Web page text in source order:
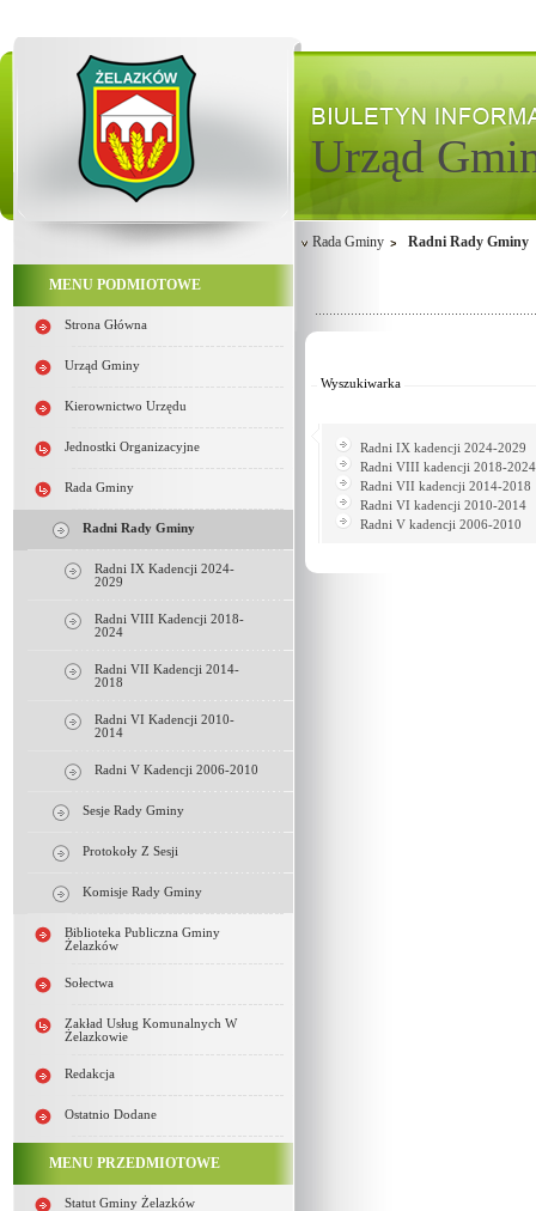
Urząd
MENU PODMIOTOWE
Strona Główna
Urząd Gminy
Kierownictwo Urzędu
Jednostki Organizacyjne
Rada Gminy
Radni Rady Gminy
Radni IX Kadencji 2024-
2029
Radni VIII Kadencji 2018-
2024
Radni VII Kadencji 2014-
2018
Radni VI Kadencji 2010-
2014
Radni V Kadencji 2006-2010
Sesje Rady Gminy
Protokoły Z Sesji
Komisje Rady Gminy
Biblioteka Publiczna Gminy
Żelazków
Sołectwa
Zakład Usług Komunalnych W
Żelazkowie
Redakcja
Ostatnio Dodane
MENU PRZEDMIOTOWE
Statut Gminy Żelazków
Rada Gminy Radni Rady Gminy
Wyszukiwarka
Radni IX kadencji 2024-2029
Radni VIII kadencji 2018-2024
Radni VII kadencji 2014-2018
Radni VI kadencji 2010-2014
Radni V kadencji 2006-2010